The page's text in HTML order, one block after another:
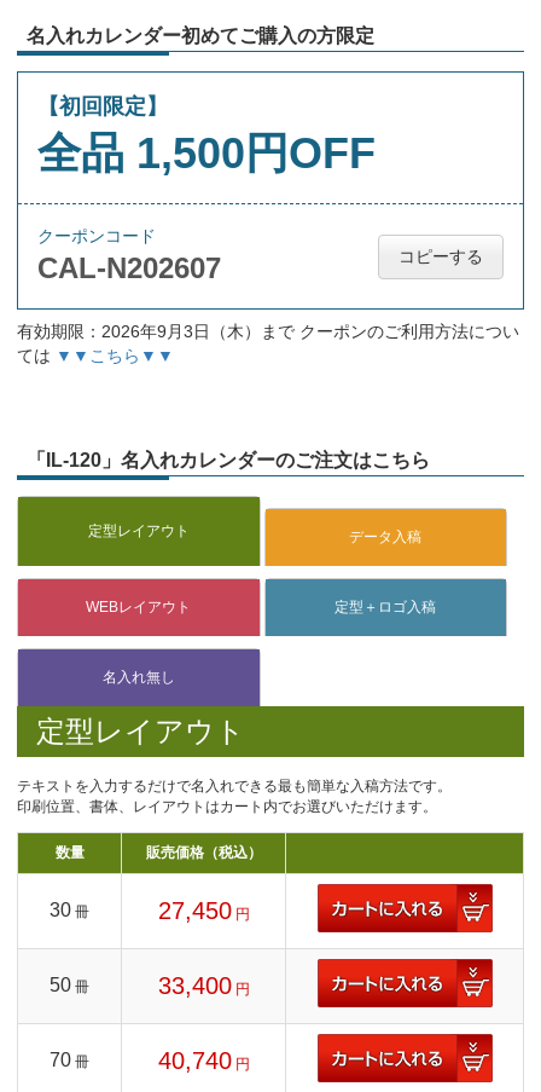
名入れカレンダー初めてご購入の方限定
【初回限定】
全品 1,500円OFF
クーポンコード
CAL-N202607 コピーする
有効期限：2026年9月3日（木）まで クーポンのご利用方法につい
ては ▼▼こちら▼▼
「IL-120」名入れカレンダーのご注文はこちら
定型レイアウト
テキストを入力するだけで名入れできる最も簡単な入稿方法です。
印刷位置、書体、レイアウトはカート内でお選びいただけます。
数量 販売価格（税込）
30 冊 27,450 円
50 冊 33,400 円
70 冊 40,740 円